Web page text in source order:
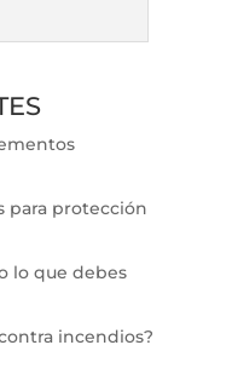
para protección
lo que debes
incendios?